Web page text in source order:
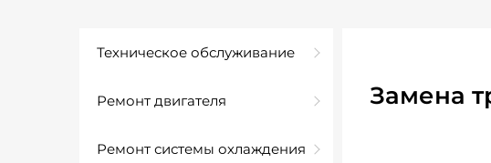
Техническое обслуживание
Ремонт двигателя
Ремонт системы охлаждения
Замена